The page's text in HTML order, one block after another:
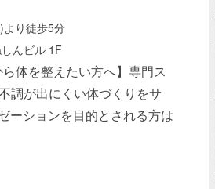
り徒歩5分
んビル 1F
体を整えたい方へ】専門ス
調が出にくい体づくりをサ
ーションを目的とされる方は